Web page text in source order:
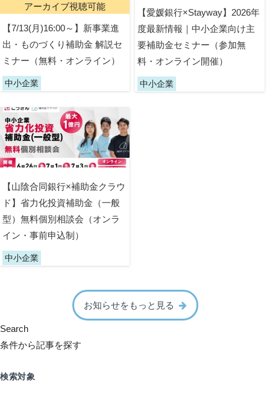
アーカイブ視聴可能
【7/13(月)16:00～】新事業進
出・ものづくり補助金 解説セ
ミナー（無料・オンライン）
中小企業
【愛媛銀行×Stayway】2026年
度最新情報｜中小企業向け主
要補助金セミナー（参加無
料・オンライン開催）
中小企業
【山陰合同銀行×補助金クラウ
ド】省力化投資補助金（一般
型）無料個別相談会（オンラ
イン・事前申込制）
中小企業
お知らせをもっと見る
Search
条件から記事を探す
検索対象